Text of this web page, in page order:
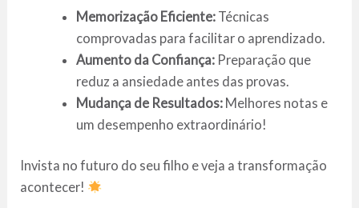
Memorização Eficiente:Técnicas
comprovadas para facilitar o aprendizado.
Aumento da Confiança:Preparação que
reduz a ansiedade antes das provas.
Mudança de Resultados:Melhores notas e
um desempenho extraordinário!
Invista no futuro do seu filho e veja a transformação
acontecer!